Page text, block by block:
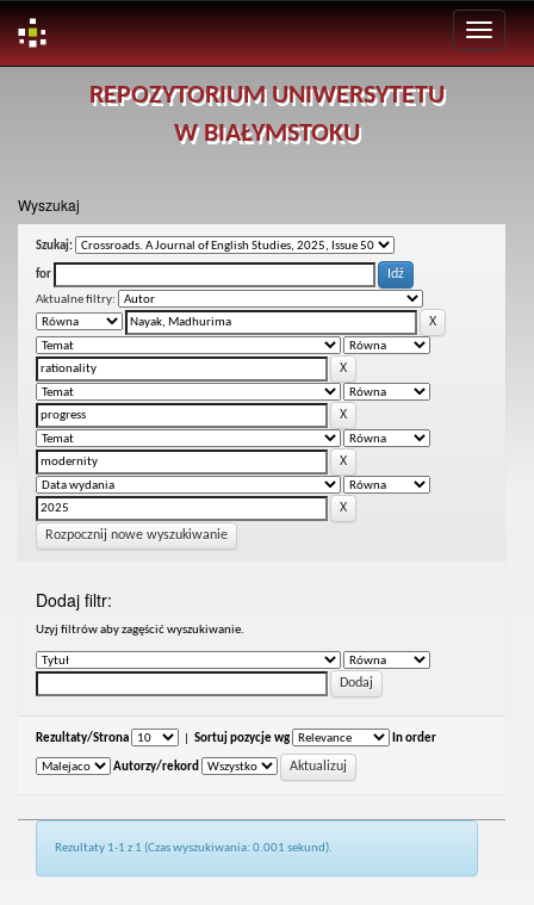
REPOZYTORIUM UNIWERSYTETU
W BIAŁYMSTOKU
Wyszukaj
Szukaj:
for
Aktualne filtry:
Rozpocznij nowe wyszukiwanie
Dodaj filtr:
Uzyj filtrów aby zagęścić wyszukiwanie.
Rezultaty/Strona Sortuj pozycje wg In order
Autorzy/rekord
Rezultaty 1-1 z 1 (Czas wyszukiwania: 0.001 sekund).